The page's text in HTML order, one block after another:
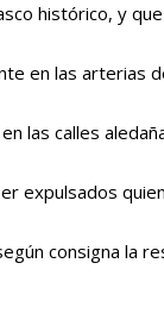
histórico, y
en las arterias
las calles
expulsados
consigna la